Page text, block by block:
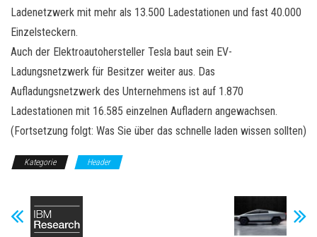
Ladenetzwerk mit mehr als 13.500 Ladestationen und fast 40.000
Einzelsteckern.
Auch der Elektroautohersteller Tesla baut sein EV-
Ladungsnetzwerk für Besitzer weiter aus. Das
Aufladungsnetzwerk des Unternehmens ist auf 1.870
Ladestationen mit 16.585 einzelnen Aufladern angewachsen.
(Fortsetzung folgt: Was Sie über das schnelle laden wissen sollten)
Kategorie Header